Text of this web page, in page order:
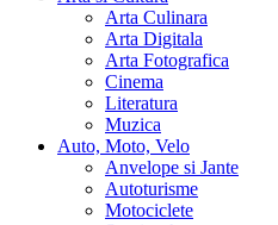
Arta Culinara
Arta Digitala
Arta Fotografica
Cinema
Literatura
Muzica
Auto, Moto, Velo
Anvelope si Jante
Autoturisme
Motociclete